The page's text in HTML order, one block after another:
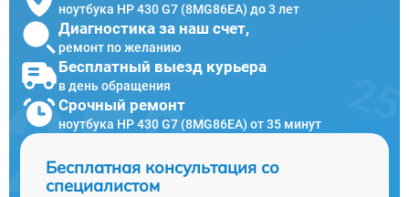
ноутбука HP 430 G7 (8MG86EA) до 3 лет
Диагностика за наш счет,
ремонт по желанию
Бесплатный выезд курьера
в день обращения
Срочный ремонт
ноутбука HP 430 G7 (8MG86EA) от 35 минут
Бесплатная консультация со
специалистом